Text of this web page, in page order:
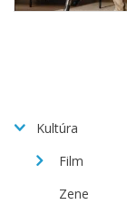
Kultúra
Film
Zene